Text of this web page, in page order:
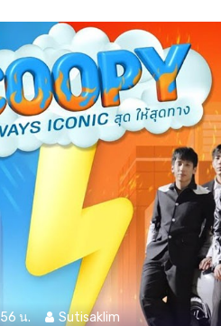
น. Sutisaklim